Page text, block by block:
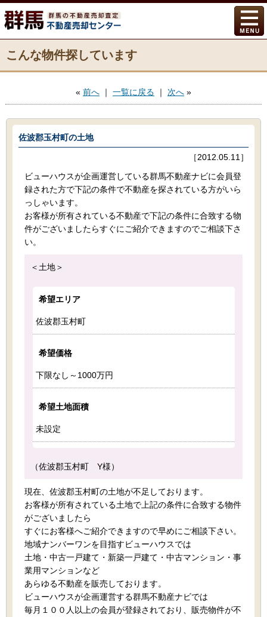
こんな物件探しています
« 前へ ｜ 一覧に戻る ｜ 次へ »
佐波郡玉村町の土地
［2012.05.11］
ビューハウスが企画運営している群馬不動産ナビに会員登
録された方で下記の条件で不動産を探されている方がいら
っしゃいます。
お客様が所有されている不動産で下記の条件に合致する物
件がございましたらすぐにご紹介できますのでご相談下さ
い。
＜土地＞
希望エリア
佐波郡玉村町
希望価格
下限なし～1000万円
希望土地面積
未設定
（佐波郡玉村町 Y様）
現在、佐波郡玉村町の土地が不足しております。
お客様が所有されている土地で上記の条件に合致する物件
がございましたら
すぐにお客様へご紹介できますので早めにご相談下さい。
地域ナンバーワンを目指すビューハウスでは
土地・中古一戸建て・新築一戸建て・中古マンション・事
業用マンションなど
あらゆる不動産を販売しております。
ビューハウスが企画運営する群馬不動産ナビでは
毎月１００人以上の会員が登録されており、販売物件が不